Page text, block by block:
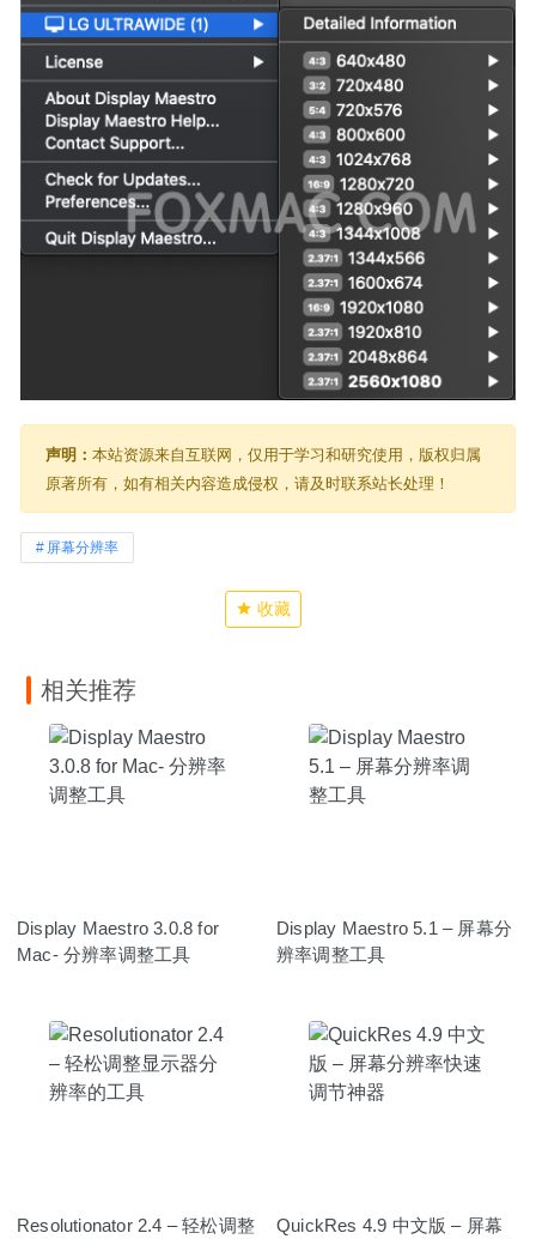
声明： 本站资源来自互联网，仅用于学习和研究使用，版权归属
原著所有，如有相关内容造成侵权，请及时联系站长处理！
屏幕分辨率
收藏
相关推荐
Display Maestro 3.0.8 for
Mac- 分辨率调整工具
Display Maestro 5.1 – 屏幕分
辨率调整工具
Resolutionator 2.4 – 轻松调整 QuickRes 4.9 中文版 – 屏幕